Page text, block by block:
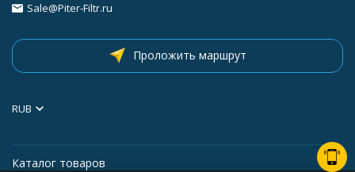
Sale@Piter-Filtr.ru
Проложить маршрут
RUB
Каталог товаров